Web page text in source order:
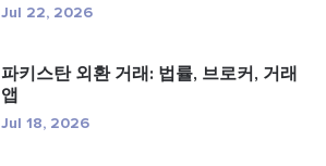
Jul 22, 2026
파키스탄 외환 거래: 법률, 브로커, 거래
앱
Jul 18, 2026